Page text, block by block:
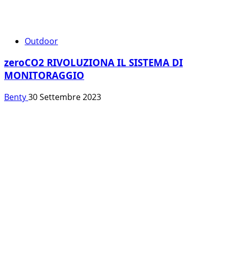
Outdoor
zeroCO2 RIVOLUZIONA IL SISTEMA DI
MONITORAGGIO
Benty30 Settembre 2023